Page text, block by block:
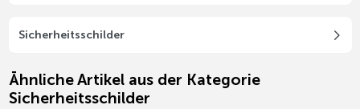
Sicherheitsschilder
Ähnliche Artikel aus der Kategorie
Sicherheitsschilder